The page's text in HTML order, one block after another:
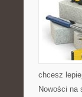
chcesz
Nowości